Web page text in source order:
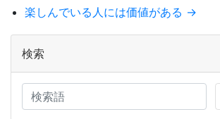
楽しんでいる人には価値がある →
検索